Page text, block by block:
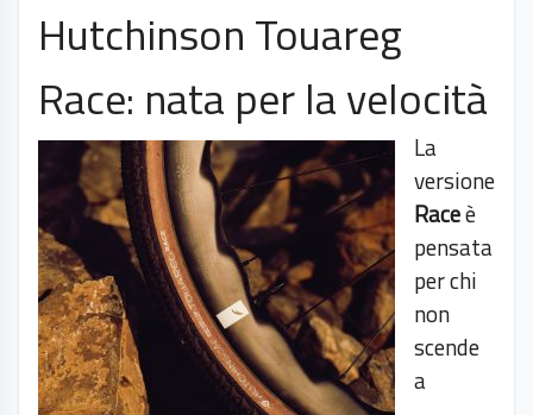
Hutchinson Touareg
Race: nata per la velocità
La
versione
Raceè
pensata
per chi
non
scende
a